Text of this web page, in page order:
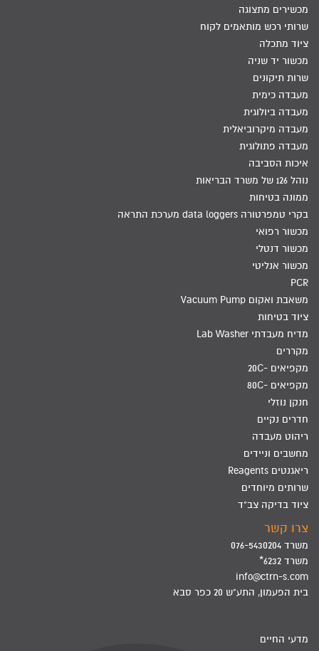
מכשירים מתצוגה
שרותי רכש מותאמים לקוח
ציוד מתכלה
מכשור יד שניה
שרות תיקונים
מעבדה כימית
מעבדה ביולוגית
מעבדה מיקרוביאלית
מעבדה פתולוגית
איכות הסביבה
נוהל 126 של משרד הבריאות
ממונה בטיחות
בקרי טמפרטורה data loggers מערכת התראה
מכשור רפואי
מכשור דנטלי
מכשור אנליטי
PCR
משאבת ואקום Vacuum Pump
ציוד בטיחות
מדיח מעבדתי Lab Washer
מקררים
מקפיאים -20C
מקפיאים -80C
חנקן נוזלי
חדרים נקיים
ריהוט מעבדה
מחשבים וניידים
ריאגנטים Reagents
שרותים מיוחדים
ציוד בדיקה צב"ד
צרו קשר
משרד 076-5430204
משרד 6232*
info@ctrn-s.com
בית הפעמון, התע"ש 20 כפר סבא
מדעי החיים